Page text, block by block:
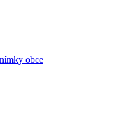
obce